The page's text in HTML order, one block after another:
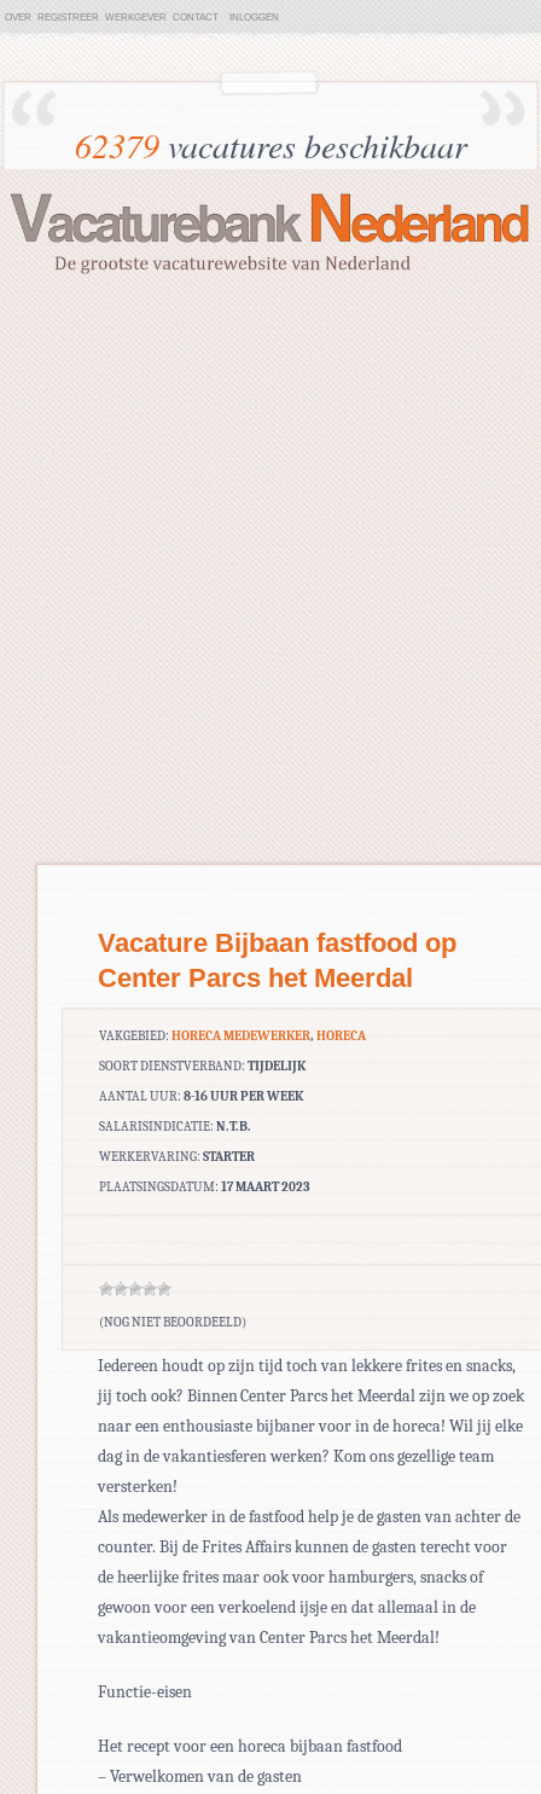
OVER REGISTREER WERKGEVER CONTACT INLOGGEN
62379vacatures beschikbaar
Vacature Bijbaan fastfood op
Center Parcs het Meerdal
VAKGEBIED: HORECA MEDEWERKER, HORECA
SOORT DIENSTVERBAND: TIJDELIJK
AANTAL UUR: 8-16 UUR PER WEEK
SALARISINDICATIE: N.T.B.
WERKERVARING: STARTER
PLAATSINGSDATUM: 17 MAART 2023
(NOG NIET BEOORDEELD)
Iedereen houdt op zijn tijd toch van lekkere frites en snacks,
jij toch ook? Binnen Center Parcs het Meerdal zijn we op zoek
naar een enthousiaste bijbaner voor in de horeca! Wil jij elke
dag in de vakantiesferen werken? Kom ons gezellige team
versterken!
Als medewerker in de fastfood help je de gasten van achter de
counter. Bij de Frites Affairs kunnen de gasten terecht voor
de heerlijke frites maar ook voor hamburgers, snacks of
gewoon voor een verkoelend ijsje en dat allemaal in de
vakantieomgeving van Center Parcs het Meerdal!
Functie-eisen
Het recept voor een horeca bijbaan fastfood
– Verwelkomen van de gasten